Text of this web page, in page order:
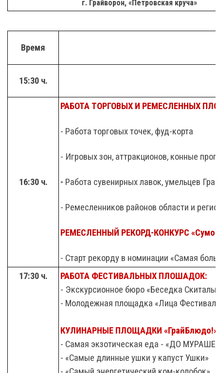
г. Грайворон, «Петровская круча»
Время
15:30 ч.
16:30 ч.
РАБОТА ТОРГОВЫХ И РЕМЕСЛЕННЫХ
- Работа торговых точек, фуд-корта
- Игровых зон, аттракционов, конные
- Работа сувенирных лавок, умельцев
- Ремесленников районов области и
РЕМЕСЛЕННЫЙ РЕКОРД-КОНКУРС
- Старт рекорду в номинации «Самая
17:30 ч.
РАБОТА ФЕСТИВАЛЬНЫХ ПЛОШАДОК:
- Экскурсионное бюро «Беседка
- Молодежная площадка «Лица
КУЛИНАРНЫЕ ПЛОЩАДКИ
- Самая экзотическая еда - «ДО
- «Самые длинные ушки у капуст Ушки»